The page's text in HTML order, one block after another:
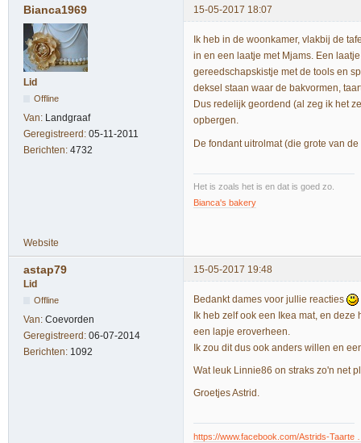
Bianca1969 15-05-2017 18:07
Lid
Offline
Van: Landgraaf
Geregistreerd: 05-11-2011
Berichten: 4732
Ik heb in de woonkamer, vlakbij de
in en een laatje met Mjams. Een
gereedschapskistje met de tools en
deksel staan waar de bakvormen,
Dus redelijk geordend (al zeg ik het
opbergen.
De fondant uitrolmat (die grote van
Het is zoals het is en dat is goed zo.
Bianca's bakery
Website
astap79
15-05-2017 19:48
Lid
Offline
Van: Coevorden
Geregistreerd: 06-07-2014
Berichten: 1092
Bedankt dames voor jullie reacties
Ik heb zelf ook een Ikea mat, en
een lapje eroverheen.
Ik zou dit dus ook anders willen en
Wat leuk Linnie86 on straks zo'n net
Groetjes Astrid.
https://www.facebook.com/Astrids-Taarte